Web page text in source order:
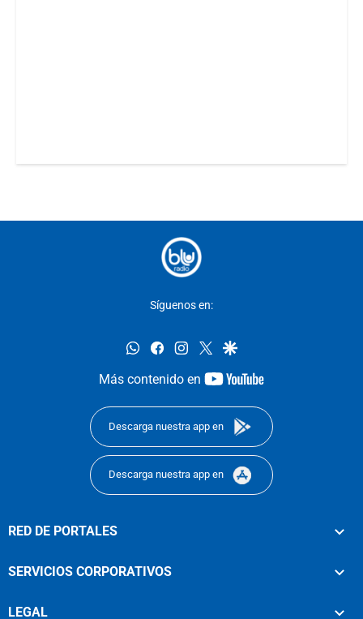
Síguenos en:
whatsappfacebookinstagram
twittergoogle
Más contenido en
youtube-
Descarga nuestra app en
Descarga nuestra app en
RED DE PORTALES
SERVICIOS CORPORATIVOS
LEGAL